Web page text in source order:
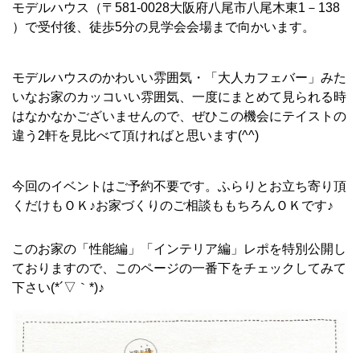
モデルハウス（〒581-0028大阪府八尾市八尾木東1－138
）で受付後、徒歩5分の見学会会場まで向かいます。
モデルハウスのかわいい雰囲気・「大人カフェバー」みた
いなお家のカッコいい雰囲気、一度にまとめて見られる時
はなかなかございませんので、ぜひこの機会にテイストの
違う2軒を見比べて頂ければと思います(^^)
今回のイベントはご予約不要です。ふらりとお立ち寄り頂
くだけもＯＫ♪お家づくりのご相談ももちろんＯＫです♪
このお家の「性能編」「インテリア編」レポを特別公開し
ておりますので、このページの一番下をチェックしてみて
下さい(*´▽｀*)♪